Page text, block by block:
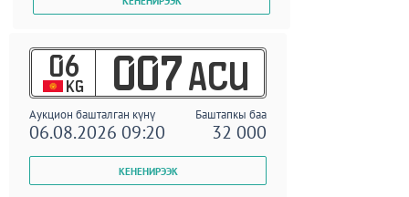
06
KG 007 ACU
Аукцион башталган күнү Баштапкы баа
06.08.2026 09:20 32 000